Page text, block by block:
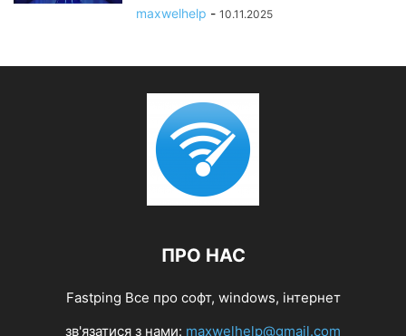
maxwelhelp - 10.11.2025
ПРО НАС
Fastping Все про софт, windows, інтернет
зв'язатися з нами: maxwelhelp@gmail.com